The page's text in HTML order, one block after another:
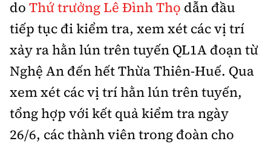
Nhà thầu
Mời thầu - Đấu thầu
Thi viết về GTVT
Gương sáng giao thông
Hậu trường sao
360 độ thể thao
Sản phẩm mới
Tư vấn
Thế giới
Thời sự Quốc tế
Hồ sơ tài liệu
Thế giới giao thông
Thế giới xây dựng
Đi ++
Du lịch
Khám phá
Lối sống
Video
Thời sự
Khám phá
do Thứ trưởng Lê Đình Thọ dẫn đầu
tiếp tục đi kiểm tra, xem xét các vị trí
xảy ra hằn lún trên tuyến QL1A đoạn từ
Nghệ An đến hết Thừa Thiên-Huế. Qua
xem xét các vị trí hằn lún trên tuyến,
tổng hợp với kết quả kiểm tra ngày
26/6, các thành viên trong đoàn cho